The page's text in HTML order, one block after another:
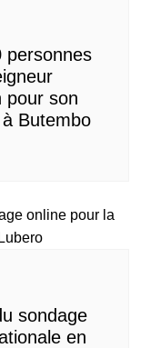
personnes
pour son
à Butembo
sondage
en